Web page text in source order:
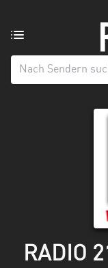
aus:
Alle
Bremen
RADIO